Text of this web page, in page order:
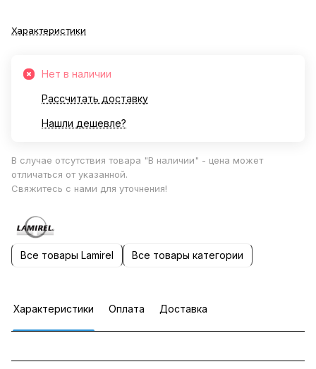
Характеристики
Нет в наличии
Рассчитать доставку
Нашли дешевле?
В случае отсутствия товара "В наличии" - цена может
отличаться от указанной.
Свяжитесь с нами для уточнения!
Все товары Lamirel Все товары категории
Характеристики Оплата Доставка